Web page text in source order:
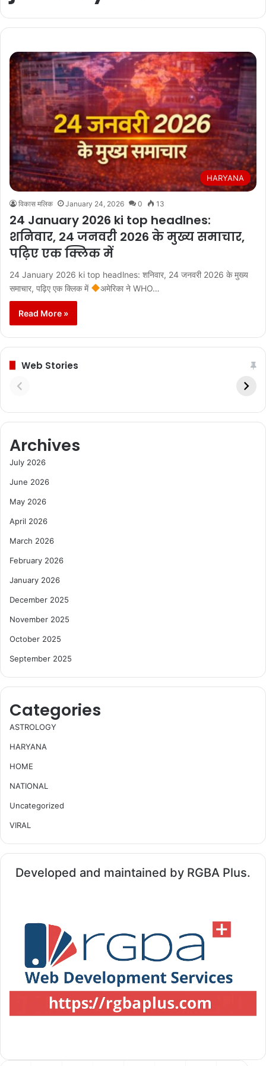
HARYANA
विकास मलिक January 24, 2026 0 13
24 January 2026 ki top headlnes:
शनिवार, 24 जनवरी 2026 के मुख्य समाचार,
पढ़िए एक क्लिक में
24 January 2026 ki top headlnes: शनिवार, 24 जनवरी 2026 के मुख्य
समाचार, पढ़िए एक क्लिक में
अमेरिका ने WHO…
Read More »
Web Stories
Archives
July 2026
June 2026
May 2026
April 2026
March 2026
February 2026
January 2026
December 2025
November 2025
October 2025
September 2025
Categories
ASTROLOGY
HARYANA
HOME
NATIONAL
Uncategorized
VIRAL
Developed and maintained by RGBA Plus.